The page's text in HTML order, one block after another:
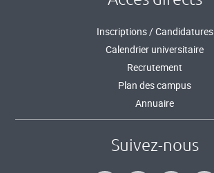
Inscriptions / Candidatures
Calendrier universitaire
Recrutement
Plan des campus
Annuaire
Suivez-nous